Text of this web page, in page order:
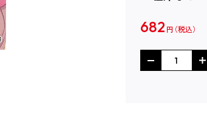
682 円